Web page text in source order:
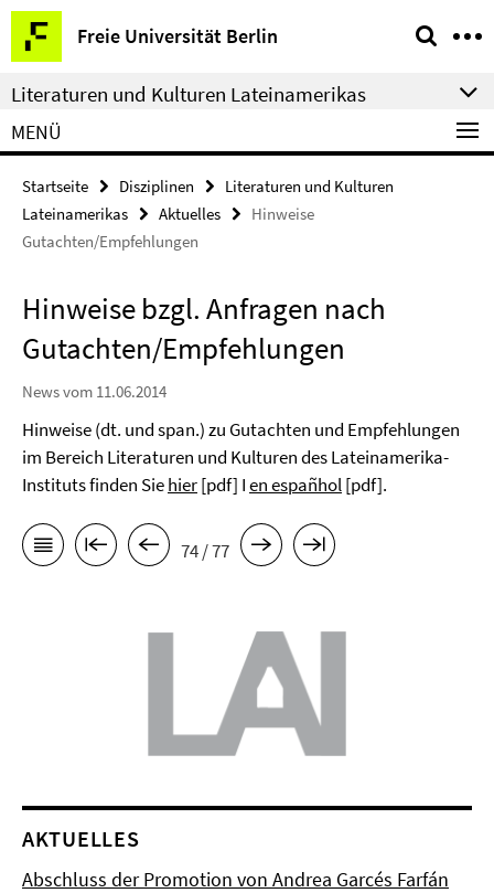
Springe
direkt
zu
Inhalt
Freie Universität Berlin
Service-
Navigation
Literaturen und Kulturen Lateinamerikas
MENÜ
Startseite Disziplinen
Literaturen und Kulturen
Lateinamerikas
Aktuelles
Hinweise
Gutachten/Empfehlungen
Hinweise bzgl. Anfragen nach
Gutachten/Empfehlungen
News vom 11.06.2014
Hinweise (dt. und span.) zu Gutachten und Empfehlungen
im Bereich Literaturen und Kulturen des Lateinamerika-
Instituts finden Siehier[pdf] Ιen españhol[pdf].
74 / 77
AKTUELLES
Abschluss der Promotion von Andrea Garcés Farfán